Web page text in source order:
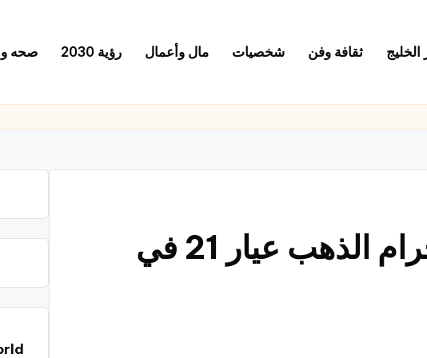
الخليج ثقافة وفن شخصيات مال وأعمال رؤية 2030 صحه
تحديث محلي: سعر جرام الذهب عيار 21 في